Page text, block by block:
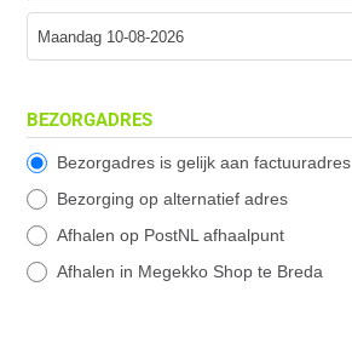
BEZORGADRES
Bezorgadres is gelijk aan factuuradres
Bezorging op alternatief adres
Afhalen op PostNL afhaalpunt
Afhalen in Megekko Shop te Breda